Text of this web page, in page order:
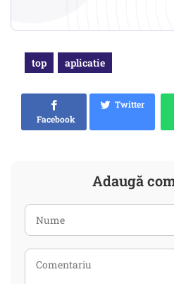
top aplicatie
Facebook
Twitter
Adaugă